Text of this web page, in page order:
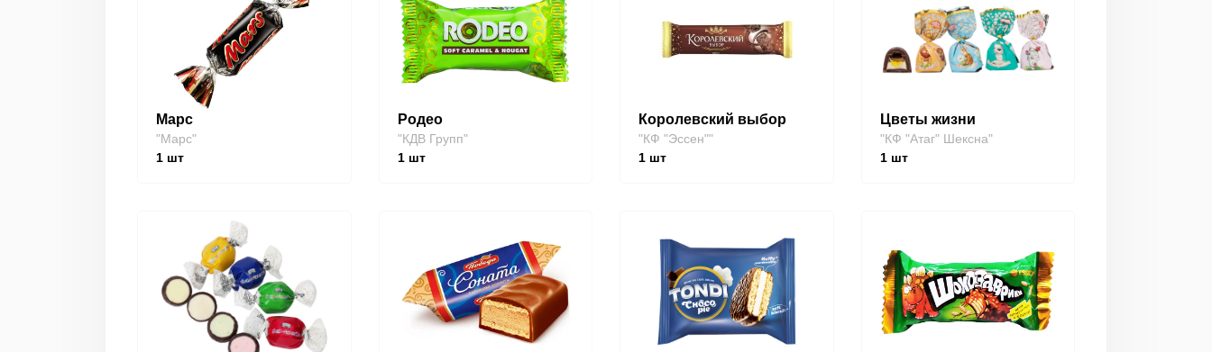
Марс
"Марс"
1 шт
Родео
"КДВ Групп"
1шт
Королевский выбор
"КФ "Эссен""
1 шт
Цветы жизни
"КФ "Атаг" Шексна"
1шт